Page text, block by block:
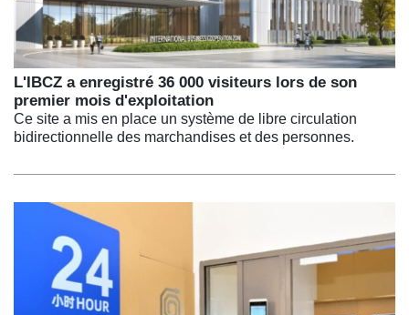
L'IBCZ a enregistré 36 000 visiteurs lors de son
premier mois d'exploitation
Ce site a mis en place un système de libre circulation
bidirectionnelle des marchandises et des personnes.